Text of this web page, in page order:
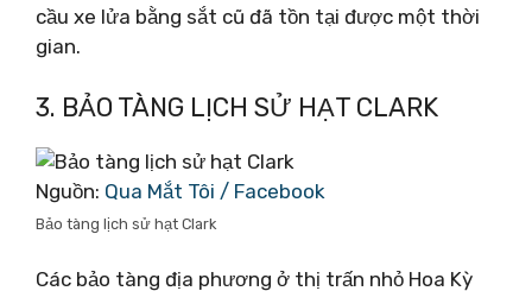
cầu xe lửa bằng sắt cũ đã tồn tại được một thời
gian.
3. BẢO TÀNG LỊCH SỬ HẠT CLARK
Nguồn: Qua Mắt Tôi / Facebook
Bảo tàng lịch sử hạt Clark
Các bảo tàng địa phương ở thị trấn nhỏ Hoa Kỳ